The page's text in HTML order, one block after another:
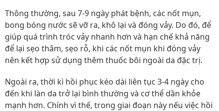
Thông thường, sau 7-9 ngày phát bệnh, các nốt mụn,
bong bóng nước sẽ vỡ ra, khô lại và đóng vảy. Do đó, để
giúp quá trình tróc vảy nhanh hơn và hạn chế khả năng
để lại sẹo thâm, sẹo rỗ, khi các nốt mụn khi đóng vảy
nên kết hợp sử dụng thêm thuốc bôi ngoài da đặc trị.
Ngoài ra, thời kì hồi phục kéo dài liên tục 3-4 ngày cho
đến khi làn da trở lại bình thường và cơ thể dần khỏe
mạnh hơn. Chính vì thế, trong giai đoạn này nếu việc hồi